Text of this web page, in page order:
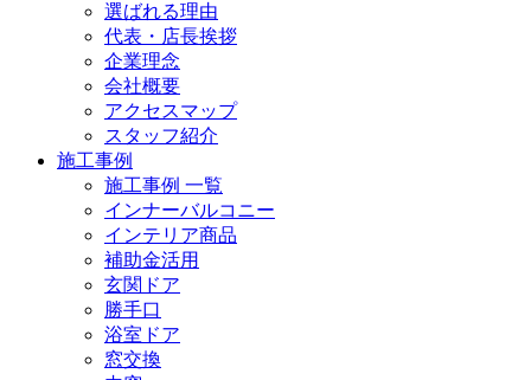
選ばれる理由
代表・店長挨拶
企業理念
会社概要
アクセスマップ
スタッフ紹介
施工事例
施工事例 一覧
インナーバルコニー
インテリア商品
補助金活用
玄関ドア
勝手口
浴室ドア
窓交換